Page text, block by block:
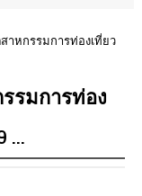
าหกรรมการท่องเที่ยว
รมการท่อง
...